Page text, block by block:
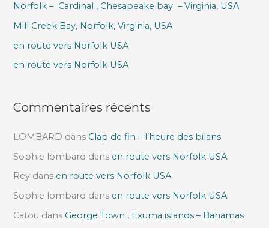
c
h
e
Norfolk – Cardinal , Chesapeake bay – Virginia, USA
Mill Creek Bay, Norfolk, Virginia, USA
en route vers Norfolk USA
en route vers Norfolk USA
Commentaires récents
LOMBARD dans Clap de fin – l’heure des bilans
Sophie lombard dans en route vers Norfolk USA
Rey dans en route vers Norfolk USA
Sophie lombard dans en route vers Norfolk USA
Catou dans George Town , Exuma islands – Bahamas